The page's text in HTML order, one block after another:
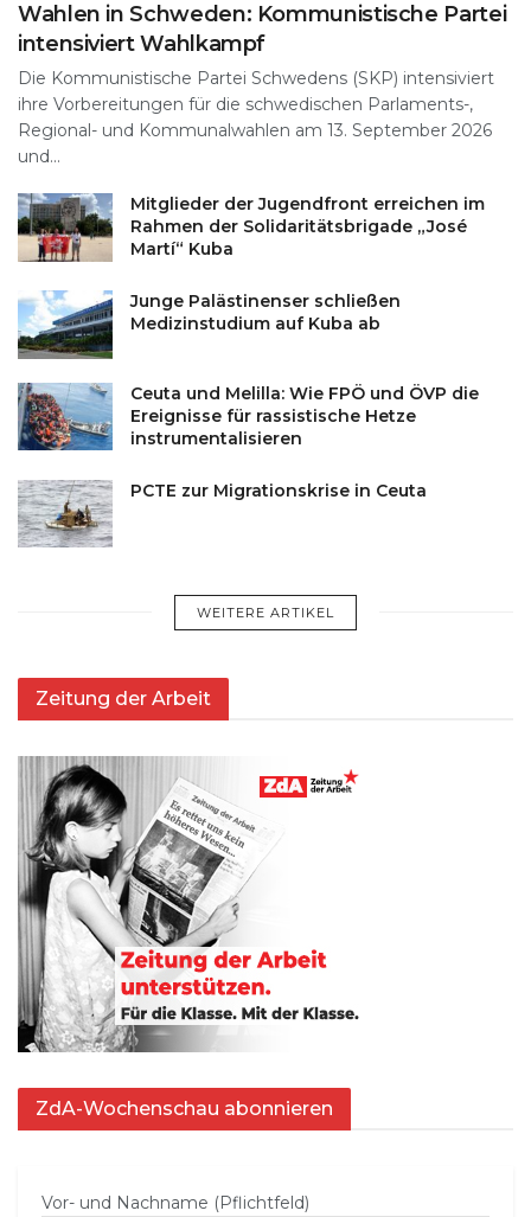
Wahlen in Schweden: Kommunistische Partei
intensiviert Wahlkampf
Die Kommunistische Partei Schwedens (SKP) intensiviert
ihre Vorbereitungen für die schwedischen Parlaments-,
Regional- und Kommunalwahlen am 13. September 2026
und...
Mitglieder der Jugendfront erreichen im
Rahmen der Solidaritätsbrigade „José
Martí“ Kuba
Junge Palästinenser schließen
Medizinstudium auf Kuba ab
Ceuta und Melilla: Wie FPÖ und ÖVP die
Ereignisse für rassistische Hetze
instrumentalisieren
PCTE zur Migrationskrise in Ceuta
WEITERE ARTIKEL
Zeitung der Arbeit
ZdA-Wochenschau abonnieren
Vor- und Nachname (Pflichtfeld)